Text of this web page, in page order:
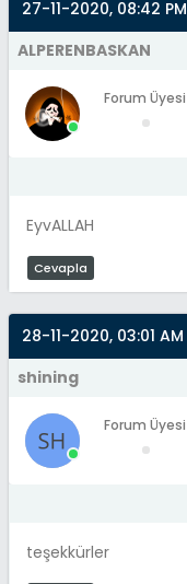
27-11-2020, 08:42 PM
ALPERENBASKAN
Forum Üyesi
EyvALLAH
Cevapla
28-11-2020, 03:01 AM
shining
Forum Üyesi
teşekkürler